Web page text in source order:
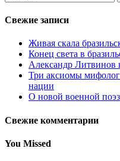
Свежие записи
Живая скала
Конец света в
Александр Литвинов
Три аксиомы
нации
О новой военной
Свежие комментарии
You Missed